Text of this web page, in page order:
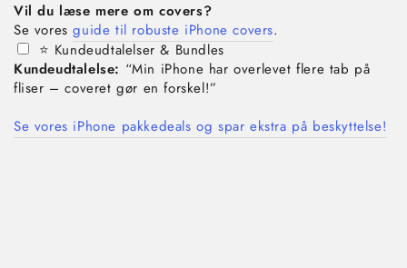
Vil du læse mere om covers?
Se voresguide til robuste iPhone covers.
⭐ Kundeudtalelser & Bundles
Kundeudtalelse: “Min iPhone har overlevet flere tab på
fliser – coveret gør en forskel!”
Se vores iPhone pakkedeals og spar ekstra på beskyttelse!